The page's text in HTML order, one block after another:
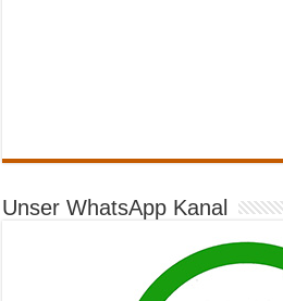
Unser WhatsApp Kanal